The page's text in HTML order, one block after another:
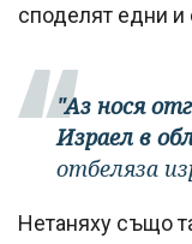
споделят едни
"Аз нося
Израел в
отбеляза
Нетаняху също